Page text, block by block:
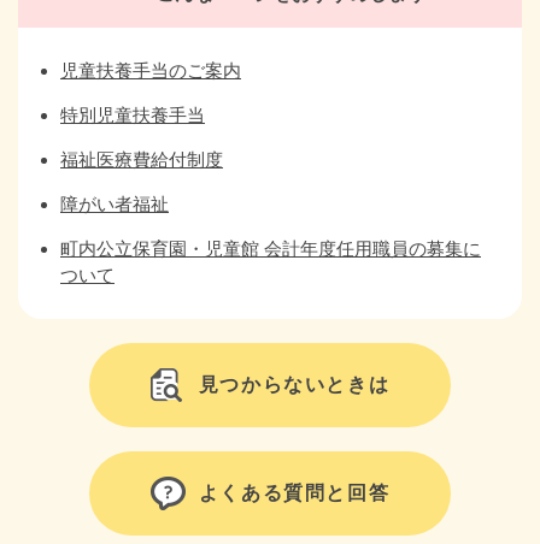
児童扶養手当のご案内
特別児童扶養手当
福祉医療費給付制度
障がい者福祉
町内公立保育園・児童館 会計年度任用職員の募集に
ついて
見つからないときは
よくある質問と回答